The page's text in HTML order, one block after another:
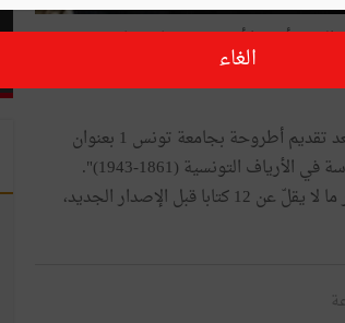
أرفعوا أيديكم عن تاريخنا". وسيقدّم
والهادي التيمومي أستاذ ومؤرخ جامعي حصل على شهادة الدكتوراه عام 1997 بعد تقديم أطروحة بجامعة تونس 1 بعنوان
"الاستعمار الرأسمالي والتشكيلات الاجتماعية ما قبل الرأسمالية: الكادحون الخمّاسة في الأرياف التونسية (1861-1943)".
ويعتبر الهادي التيمومي من أكثر المؤرّخين الجامعيين التونسيين إنتاجا، وقد نشر ما لا يقلّ عن 12 كتابا قبل الإصدار الجديد،
الغاء